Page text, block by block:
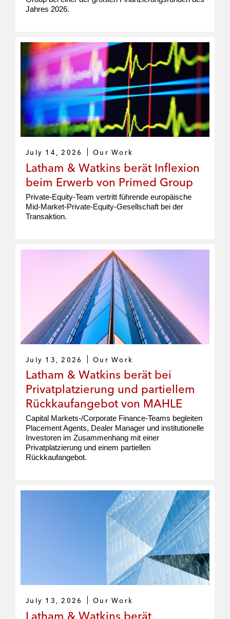
Jahres 2026.
July 14, 2026 Our Work
Latham & Watkins berät Inflexion
beim Erwerb von Primed Group
Private-Equity-Team vertritt führende europäische
Mid-Market-Private-Equity-Gesellschaft bei der
Transaktion.
July 13, 2026 Our Work
Latham & Watkins berät bei
Privatplatzierung und partiellem
Rückkaufangebot von MAHLE
Capital Markets-/Corporate Finance-Teams begleiten
Placement Agents, Dealer Manager und institutionelle
Investoren im Zusammenhang mit einer
Privatplatzierung und einem partiellen
Rückkaufangebot.
July 13, 2026 Our Work
Latham & Watkins berät